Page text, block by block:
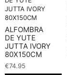
ALFOMBRA
DE YUTE
JUTTA IVORY
80X150CM
€74.95